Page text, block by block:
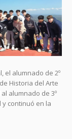
el alumnado de 2º
Historia del Arte
alumnado de 3º
y continuó en la